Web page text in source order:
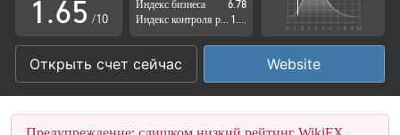
1
2
3
4
.6
7
8
9
5
6
7
8
/10
Индекс бизнеса
6.78
Открыть счет сейчас Website